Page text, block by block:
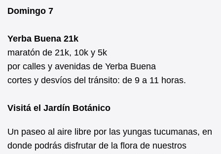
Domingo 7
Yerba Buena 21k
maratón de 21k, 10k y 5k
por calles y avenidas de Yerba Buena
cortes y desvíos del tránsito: de 9 a 11 horas.
Visitá el Jardín Botánico
Un paseo al aire libre por las yungas tucumanas, en
donde podrás disfrutar de la flora de nuestros